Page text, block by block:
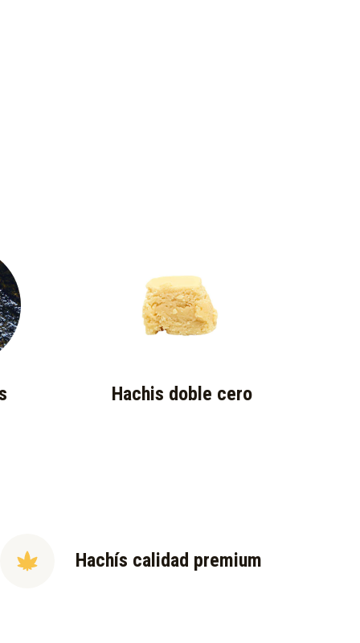
Hachis doble cero
Hachís calidad premium